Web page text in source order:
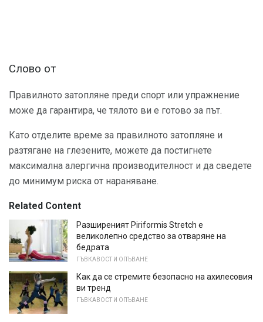
Слово от
Правилното затопляне преди спорт или упражнение
може да гарантира, че тялото ви е готово за път.
Като отделите време за правилното затопляне и
разтягане на глезените, можете да постигнете
максимална алергична производителност и да сведете
до минимум риска от нараняване.
Related Content
Разширеният Piriformis Stretch е
великолепно средство за отваряне на
бедрата
ГЪВКАВОСТ И ОПЪВАНЕ
Как да се стремите безопасно на ахилесовия
ви тренд
ГЪВКАВОСТ И ОПЪВАНЕ